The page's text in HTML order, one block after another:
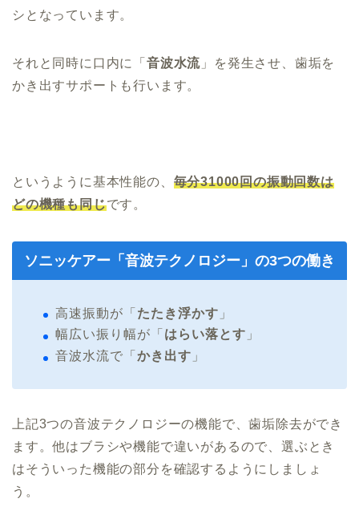
シとなっています。
それと同時に口内に「 音波水流 」を発生させ、歯垢を
かき出すサポートも行います。
というように基本性能の、 毎分31000回の振動回数は
どの機種も同じです。
ソニッケアー「音波テクノロジー」の3つの働き
高速振動が「 たたき浮かす 」
幅広い振り幅が「 はらい落とす 」
音波水流で「 かき出す 」
上記3つの音波テクノロジーの機能で、歯垢除去ができ
ます。他はブラシや機能で違いがあるので、選ぶとき
はそういった機能の部分を確認するようにしましょ
う。